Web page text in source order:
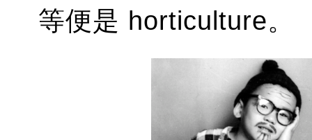
等便是 horticulture。